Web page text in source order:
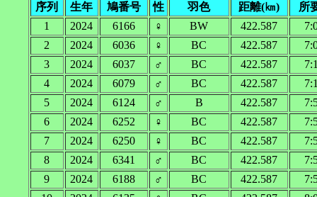
序列 生年 鳩番号 性 羽色 距離(㎞)
所
1
2024 6166 ♀ BW 422.587
2
2024 6036 ♀ BC 422.587
3
2024 6037 ♂ BC 422.587
4
2024 6079 ♂ BC 422.587
5
2024 6124 ♂ B 422.587
6
2024 6252 ♀ BC 422.587
7
2024 6250 ♀ BC 422.587
8
2024 6341 ♂ BC 422.587
9
2024 6188 ♂ BC 422.587